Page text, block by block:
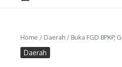
Home / Daerah / Buka FGD
Daerah